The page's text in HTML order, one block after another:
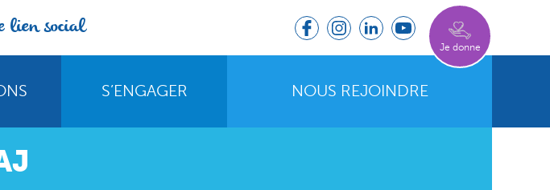
lien social
Je donne
S’ENGAGER NOUS REJOINDRE